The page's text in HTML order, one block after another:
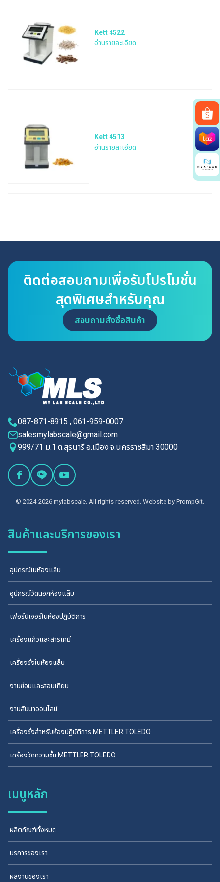
Search
for:
Kett 4522
อ่านรายละเอียด
Kett 4513
อ่านรายละเอียด
ติดต่อสอบถามเพื่อรับโปรโมชั่น
สุดพิเศษสำหรับคุณ
สอบถามสั่งซื้อสินค้า
087-871-8915 , 061-959-0007
salesmylabscale@gmail.com
999/71 ม.1 ต.สุรนารี อ.เมือง จ.นครราชสีมา 30000
© 2024-2026 mylabscale. All rights reserved. Website by PrompGit.
สินค้าและบริการของเรา
อุปกรณ์ในห้องแล็บ
อุปกรณ์วัดนอกห้องแล็บ
เฟอร์นิเจอร์ในห้องปฏิบัติการ
เครื่องแก้วและสารเคมี
เครื่องชั่งในห้องแล็บ
งานซ่อมและสอบเทียบ
งานสัมนาออนไลน์
เครื่องชั่งสำหรับห้องปฏิบัติการ METTLER TOLEDO
เครื่องวัดความชื้น METTLER TOLEDO
เมนูหลัก
ผลิตภัณฑ์ทั้งหมด
บริการของเรา
ผลงานของเรา